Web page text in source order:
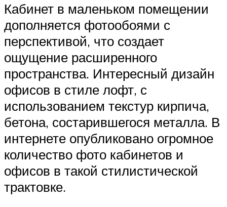
Кабинет в маленьком помещении
дополняется фотообоями с
перспективой, что создает
ощущение расширенного
пространства. Интересный дизайн
офисов в стиле лофт, с
использованием текстур кирпича,
бетона, состарившегося металла. В
интернете опубликовано огромное
количество фото кабинетов и
офисов в такой стилистической
трактовке.